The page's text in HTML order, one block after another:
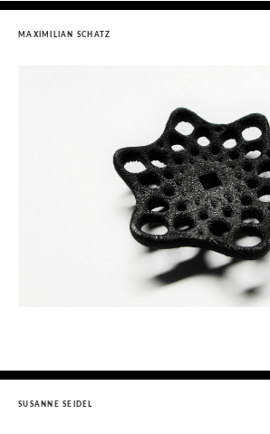
MAXIMILIAN SCHATZ
SUSANNE SEIDEL